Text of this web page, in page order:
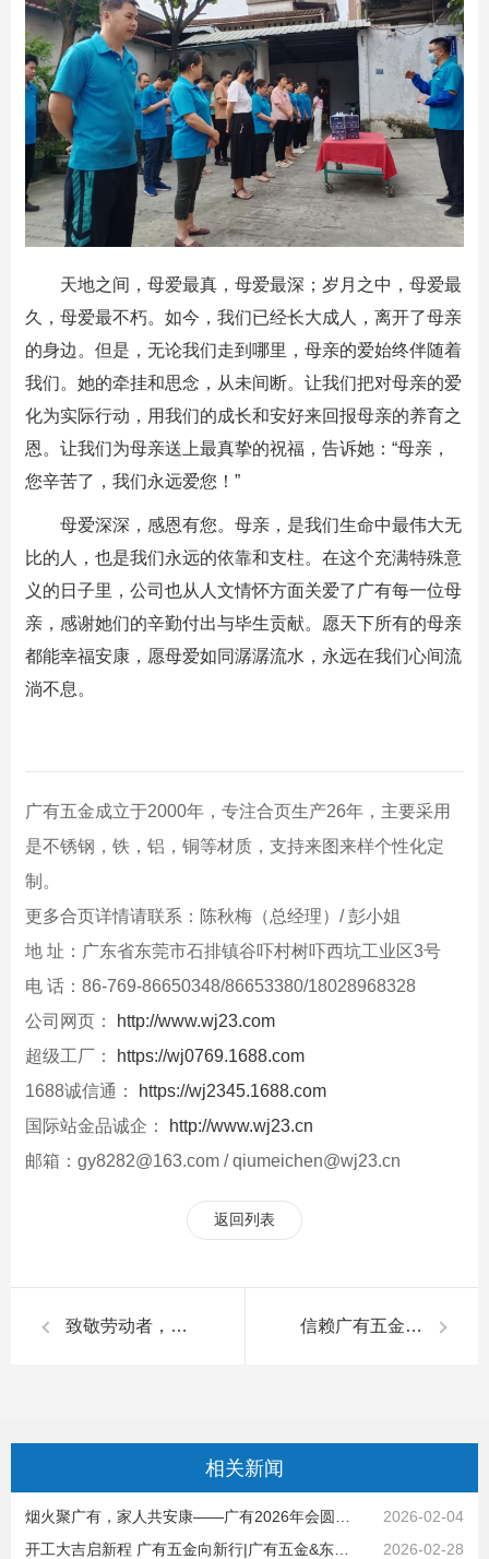
天地之间，母爱最真，母爱最深；岁月之中，母爱最
久，母爱最不朽。如今，我们已经长大成人，离开了母亲
的身边。但是，无论我们走到哪里，母亲的爱始终伴随着
我们。她的牵挂和思念，从未间断。让我们把对母亲的爱
化为实际行动，用我们的成长和安好来回报母亲的养育之
恩。让我们为母亲送上最真挚的祝福，告诉她：“母亲，
您辛苦了，我们永远爱您！”
母爱深深，感恩有您。母亲，是我们生命中最伟大无
比的人，也是我们永远的依靠和支柱。在这个充满特殊意
义的日子里，公司也从人文情怀方面关爱了广有每一位母
亲，感谢她们的辛勤付出与毕生贡献。愿天下所有的母亲
都能幸福安康，愿母爱如同潺潺流水，永远在我们心间流
淌不息。
广有五金成立于2000年，专注合页生产26年，主要采用
是不锈钢，铁，铝，铜等材质，支持来图来样个性化定
制。
更多合页详情请联系：陈秋梅（总经理）/ 彭小姐
地 址：广东省东莞市石排镇谷吓村树吓西坑工业区3号
电 话：86-769-86650348/86653380/18028968328
公司网页：
http://www.wj23.com
超级工厂：
https://wj0769.1688.com
1688诚信通：
https://wj2345.1688.com
国际站金品诚企：
http://www.wj23.cn
邮箱：gy8282@163.com / qiumeichen@wj23.cn
返回列表
致敬劳动者，感悟劳动的意义|广有五金&东莞合页 信赖广有五金弹簧合页，让门的开合变得更轻松|广有五金&弹簧合页
相关新闻
2026-02-04
开工大吉启新程 广有五金向新行|广有五金&东莞合页
2026-02-28